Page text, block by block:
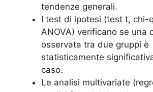
tendenze generali.
I test di ipotesi (test t, chi-
ANOVA) verificano se una
osservata tra due gruppi è
statisticamente
caso.
Le analisi multivariate